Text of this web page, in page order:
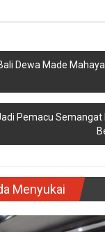
Dewa Made
Pemacu
Menyukai